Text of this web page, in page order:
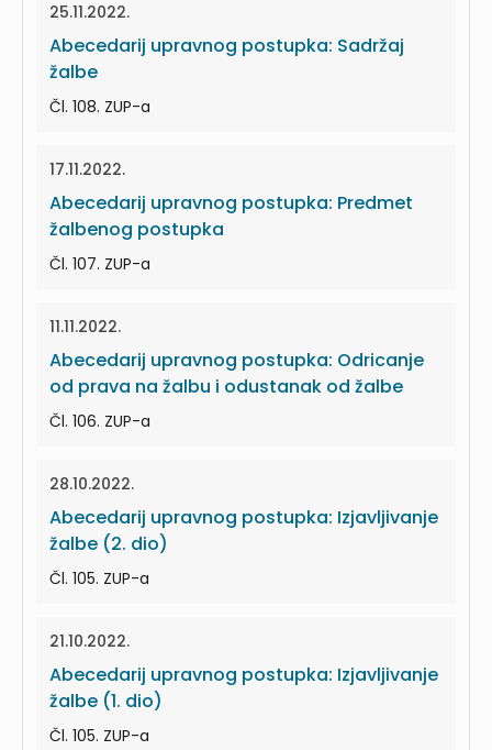
25.11.2022.
Abecedarij upravnog postupka: Sadržaj
žalbe
Čl. 108. ZUP-a
17.11.2022.
Abecedarij upravnog postupka: Predmet
žalbenog postupka
Čl. 107. ZUP-a
11.11.2022.
Abecedarij upravnog postupka: Odricanje
od prava na žalbu i odustanak od žalbe
Čl. 106. ZUP-a
28.10.2022.
Abecedarij upravnog postupka: Izjavljivanje
žalbe (2. dio)
Čl. 105. ZUP-a
21.10.2022.
Abecedarij upravnog postupka: Izjavljivanje
žalbe (1. dio)
Čl. 105. ZUP-a